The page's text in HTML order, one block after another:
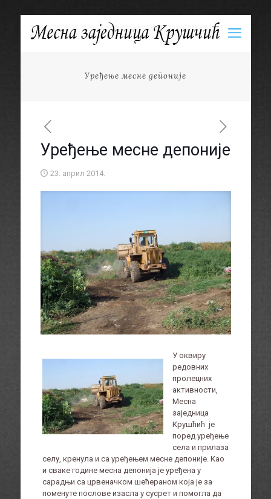
Уређење месне депоније
Уређење месне депоније
23. април 2014.
У оквиру
редовних
пролецних
активности,
Месна
заједница
Крушћић је
поред уређење
села и прилаза
селу, кренула и са уређењем месне депоније. Као
и сваке године месна депонија је уређена у
сарадњи са црвеначком шећераном која је за
поменуте послове изасла у сусрет и помогла да